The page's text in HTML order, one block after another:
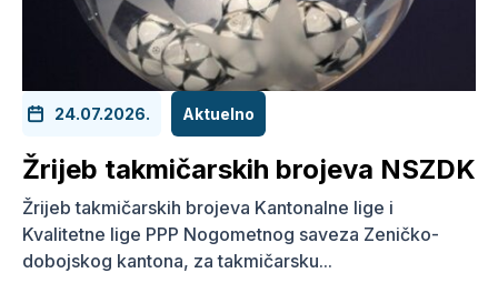
24.07.2026. Aktuelno
Žrijeb takmičarskih brojeva NSZDK
Žrijeb takmičarskih brojeva Kantonalne lige i
Kvalitetne lige PPP Nogometnog saveza Zeničko-
dobojskog kantona, za takmičarsku...